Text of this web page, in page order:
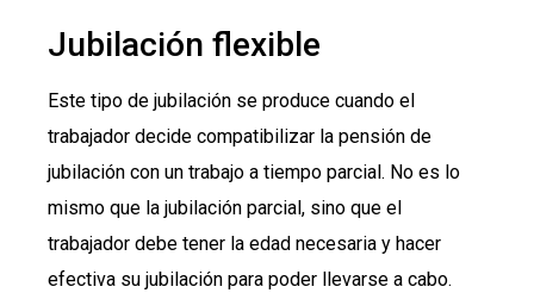
Jubilación flexible
Este tipo de jubilación se produce cuando el
trabajador decide compatibilizar la pensión de
jubilación con un trabajo a tiempo parcial. No es lo
mismo que la jubilación parcial, sino que el
trabajador debe tener la edad necesaria y hacer
efectiva su jubilación para poder llevarse a cabo.